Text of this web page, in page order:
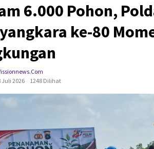
6.000 Pohon,
ke-80
Juli 2026
1248 Dilihat